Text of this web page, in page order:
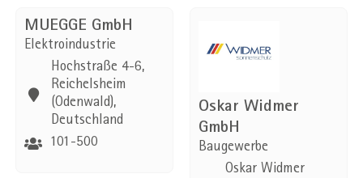
MUEGGE GmbH
Elektroindustrie
Hochstraße 4-6,
Reichelsheim
(Odenwald),
Deutschland
101-500
Oskar Widmer
GmbH
Baugewerbe
Oskar Widmer